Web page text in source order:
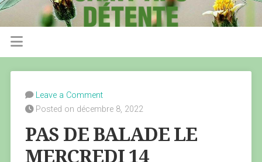
Leave a Comment
Posted on décembre 8, 2022
PAS DE BALADE LE
MERCREDI 14